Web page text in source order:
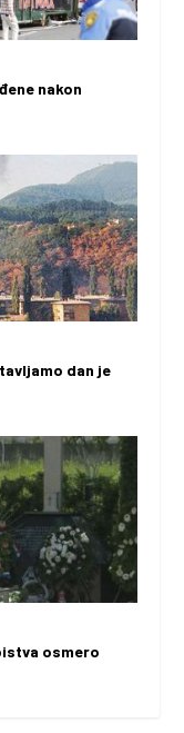
nakon
dan je
osmero